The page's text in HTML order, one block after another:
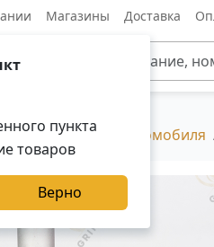
пункта
товаров
Верно
Магазины Доставка
грузового автомобиля